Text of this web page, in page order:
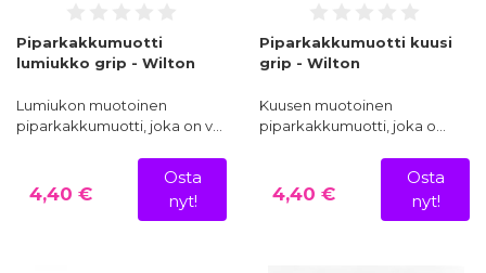
Piparkakkumuotti
lumiukko grip - Wilton
Lumiukon muotoinen
piparkakkumuotti, joka on v…
4,40 €
Osta
nyt!
Piparkakkumuotti kuusi
grip - Wilton
Kuusen muotoinen
piparkakkumuotti, joka o…
4,40 €
Osta
nyt!